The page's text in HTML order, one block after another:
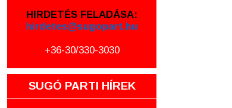
HIRDETÉS FELADÁSA:
hirdetes@sugopart.hu
+36-30/330-3030
SUGÓ PARTI HÍREK